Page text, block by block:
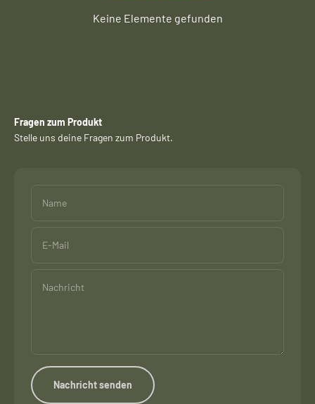
Keine Elemente gefunden
Fragen zum Produkt
Stelle uns deine Fragen zum Produkt.
Name
E-Mail
Nachricht
Nachricht senden